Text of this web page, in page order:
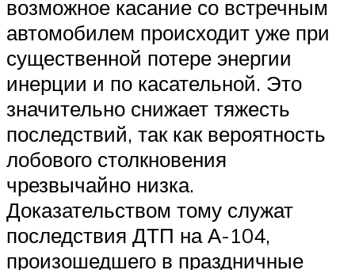
возможное касание со встречным
автомобилем происходит уже при
существенной потере энергии
инерции и по касательной. Это
значительно снижает тяжесть
последствий, так как вероятность
лобового столкновения
чрезвычайно низка.
Доказательством тому служат
последствия ДТП на А-104,
произошедшего в праздничные